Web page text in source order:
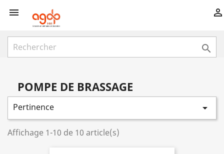
 

POMPE DE BRASSAGE
Pertinence 
Affichage 1-10 de 10 article(s)